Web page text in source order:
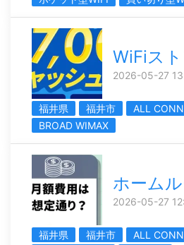
WiFiス
2026-05-27
福井県 福井市 ALL
BROAD WIMAX
ホーム
2026-05-27
福井県 福井市
ALL